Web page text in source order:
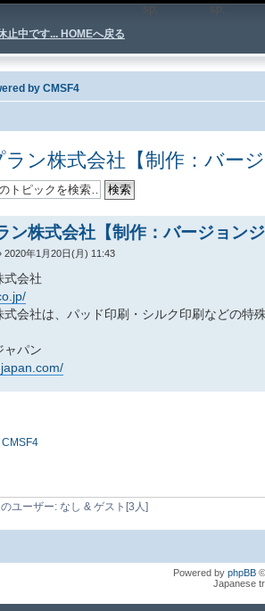
止中です... HOMEへ戻る
sp;
by CMSF4
ン株式会社【制作：バー
ン株式会社【制作：バージョン
2020年1月20日(月) 11:43
式会社
式会社は、パッド印刷・シルク印刷などの特
ャパン
ユーザー: なし & ゲスト[3人]
Powered by phpBB
Japanese